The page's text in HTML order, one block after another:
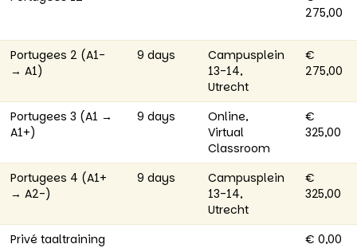
275,00
Portugees 2 (A1-
→ A1)
9 days
Campusplein
13-14,
Utrecht
€
275,00
Portugees 3 (A1 →
A1+)
9 days
Online,
Virtual
Classroom
€
325,00
Portugees 4 (A1+
→ A2-)
9 days
Campusplein
13-14,
Utrecht
€
325,00
Privé taaltraining € 0,00